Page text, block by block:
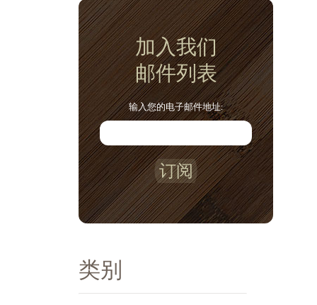
热。
加入我们
邮件列表
输入您的电子邮件地址:
订阅
类别